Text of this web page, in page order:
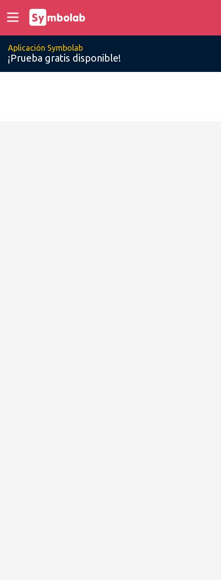
Aplicación Symbolab
¡Prueba gratis disponible!